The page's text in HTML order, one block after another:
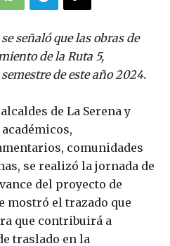
señaló que las obras de
de la Ruta 5,
de este año 2024.
de La Serena y
comunidades
se realizó la jornada de
del proyecto de
mostró el trazado que
que contribuirá a
traslado en la